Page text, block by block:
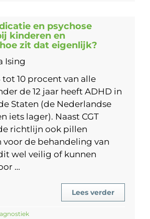
en psychose
kinderen en
zit dat eigenlijk?
Ising
tot 10 procent van alle
de 12 jaar heeft ADHD in
Staten (de Nederlandse
iets lager). Naast CGT
richtlijn ook pillen
voor de behandeling van
wel veilig of kunnen
…
Lees verder